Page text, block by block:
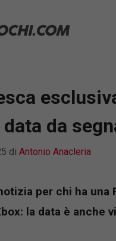
data da
di Antonio Anacleria
per chi ha una
la data è anche